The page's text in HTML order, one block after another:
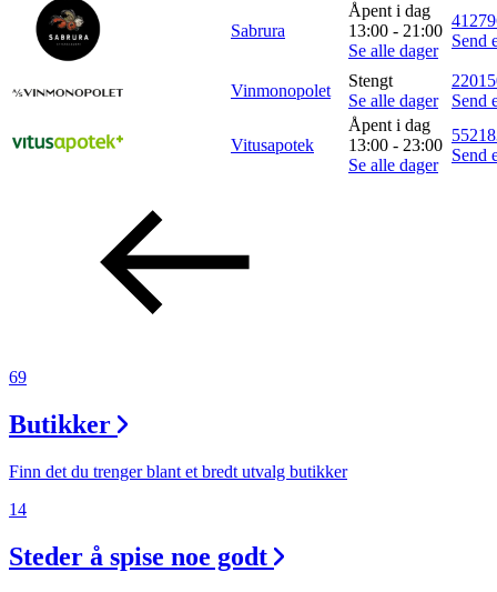
Sabrura
Åpent i dag
13:00 - 21:00
Se alle dager
Send
Vinmonopolet
Stengt
Se alle dager
Send
Vitusapotek
Åpent i dag
13:00 - 23:00
Se alle dager
Send
69
Butikker
Finn det du trenger blant et bredt utvalg butikker
14
Steder å spise noe godt